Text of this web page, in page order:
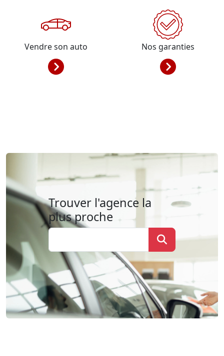
Vendre son auto Nos garanties
Trouver l'agence la
plus proche